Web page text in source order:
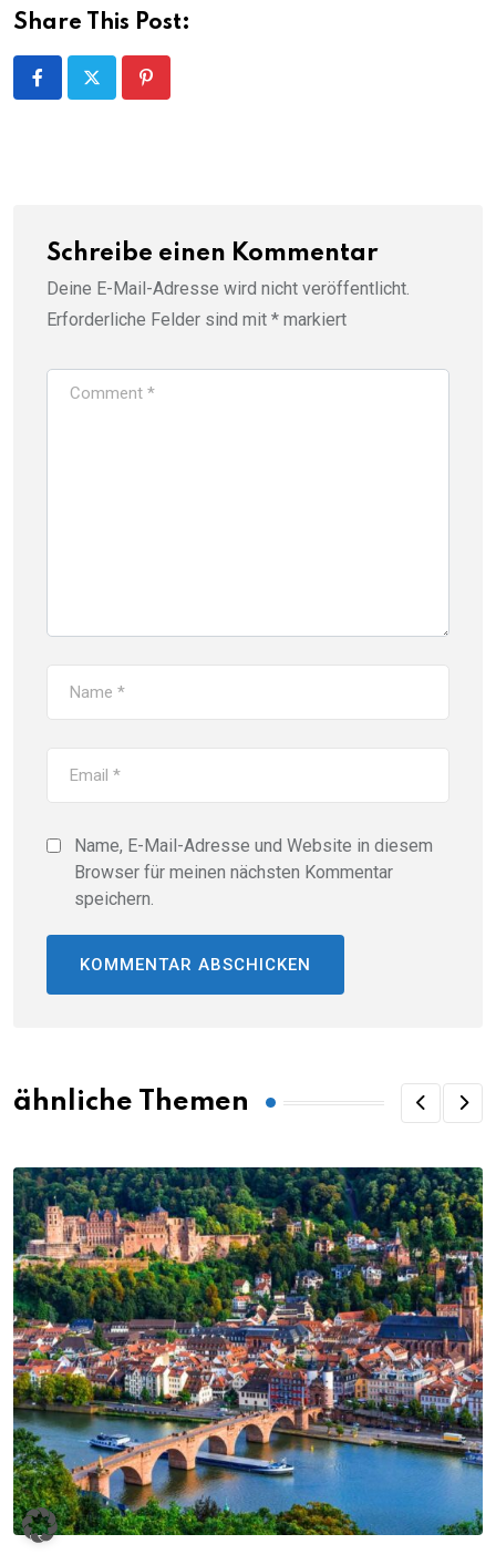
Share This Post:
Schreibe einen Kommentar
Deine E-Mail-Adresse wird nicht veröffentlicht.
Erforderliche Felder sind mit * markiert
Name, E-Mail-Adresse und Website in diesem
Browser für meinen nächsten Kommentar
speichern.
ähnliche Themen